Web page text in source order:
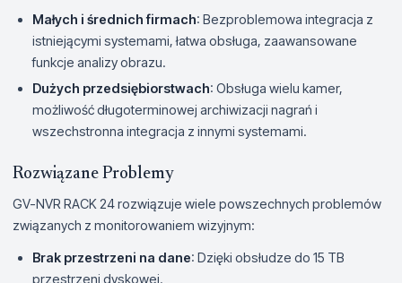
Małych i średnich firmach: Bezproblemowa integracja z
istniejącymi systemami, łatwa obsługa, zaawansowane
funkcje analizy obrazu.
Dużych przedsiębiorstwach: Obsługa wielu kamer,
możliwość długoterminowej archiwizacji nagrań i
wszechstronna integracja z innymi systemami.
Rozwiązane Problemy
GV-NVR RACK 24 rozwiązuje wiele powszechnych problemów
związanych z monitorowaniem wizyjnym:
Brak przestrzeni na dane: Dzięki obsłudze do 15 TB
przestrzeni dyskowej.